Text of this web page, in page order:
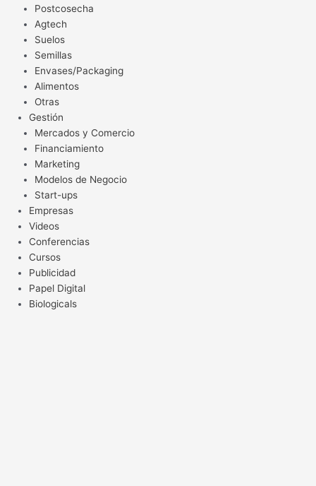
Postcosecha
Agtech
Suelos
Semillas
Envases/Packaging
Alimentos
Otras
Gestión
Mercados y Comercio
Financiamiento
Marketing
Modelos de Negocio
Start-ups
Empresas
Videos
Conferencias
Cursos
Publicidad
Papel Digital
Biologicals